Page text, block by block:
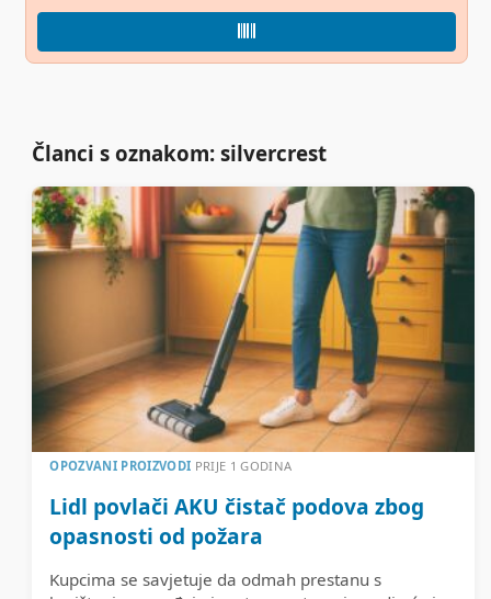
Članci s oznakom: silvercrest
OPOZVANI PROIZVODI PRIJE 1 GODINA
Lidl povlači AKU čistač podova zbog
opasnosti od požara
Kupcima se savjetuje da odmah prestanu s